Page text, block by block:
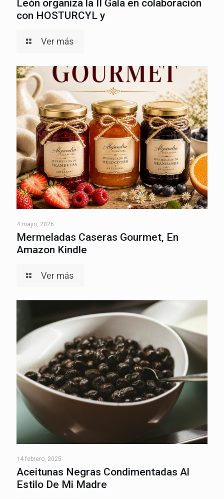
León organiza la II Gala en colaboración
con HOSTURCYL y
Ver más
4 mayo, 2026
Mermeladas Caseras Gourmet, En
Amazon Kindle
Ver más
14 febrero, 2025
Aceitunas Negras Condimentadas Al
Estilo De Mi Madre